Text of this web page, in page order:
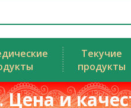
Текучие
продукты
Цена и